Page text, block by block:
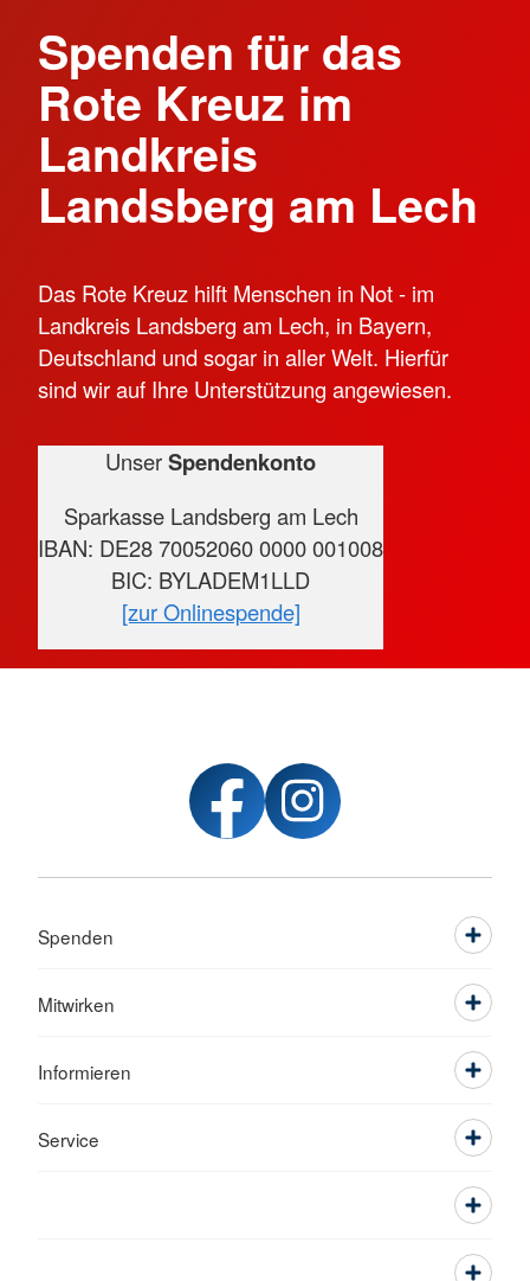
Spenden für das
Rote Kreuz im
Landkreis
Landsberg am Lech
Das Rote Kreuz hilft Menschen in Not - im
Landkreis Landsberg am Lech, in Bayern,
Deutschland und sogar in aller Welt. Hierfür
sind wir auf Ihre Unterstützung angewiesen.
UnserSpendenkonto
Sparkasse Landsberg am Lech
IBAN: DE28 70052060 0000 001008
BIC: BYLADEM1LLD
[zur Onlinespende]
Spenden
Mitwirken
Informieren
Service